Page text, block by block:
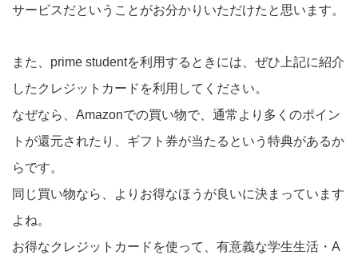
サービスだということがお分かりいただけたと思います。
また、prime studentを利用するときには、ぜひ上記に紹介
したクレジットカードを利用してください。
なぜなら、Amazonでの買い物で、通常より多くのポイン
トが還元されたり、ギフト券が当たるという特典があるか
らです。
同じ買い物なら、よりお得なほうが良いに決まっています
よね。
お得なクレジットカードを使って、有意義な学生生活・A